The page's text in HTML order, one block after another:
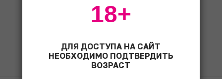
ЧИТАТЬ
ДЛЯ ДОСТУПА НА САЙТ
НЕОБХОДИМО ПОДТВЕРДИТЬ
ВОЗРАСТ
18+